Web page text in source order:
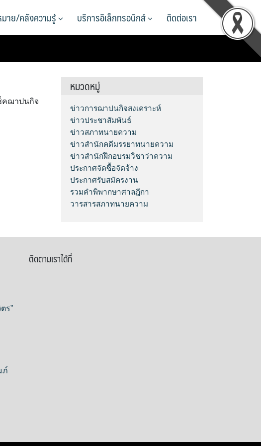
าย/คลังความรู้ บริการอิเล็กทรอนิกส์ ติดต่อเรา
คฌาปนกิจ
หมวดหมู่
ข่าวการฌาปนกิจสงเคราะห์
ข่าวประชาสัมพันธ์
ข่าวสภาทนายความ
ข่าวสำนักคดีมรรยาทนายความ
ข่าวสำนักฝึกอบรมวิชาว่าความ
ประกาศจัดซื้อจัดจ้าง
ประกาศรับสมัครงาน
รวมคำพิพากษาศาลฎีกา
วารสารสภาทนายความ
ร”
ภ์
ติดตามเราได้ที่